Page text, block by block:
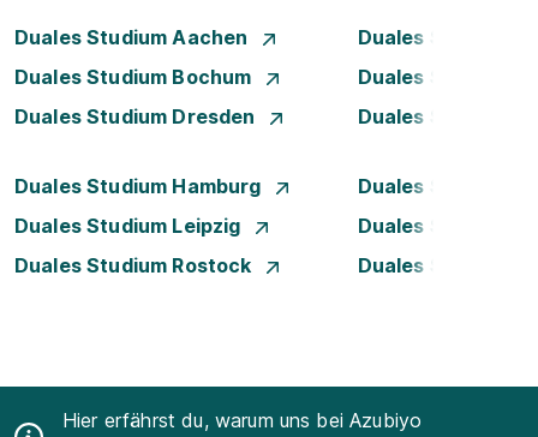
Duales Studium Aachen
Duales Studium
Duales Studium Bochum
Duales Studium
Duales Studium Dresden
Duales Studium
Duales Studium Hamburg
Duales Studium
Duales Studium Leipzig
Duales Studium
Duales Studium Rostock
Duales Studium
Hier erfährst du, warum uns bei Azubiyo